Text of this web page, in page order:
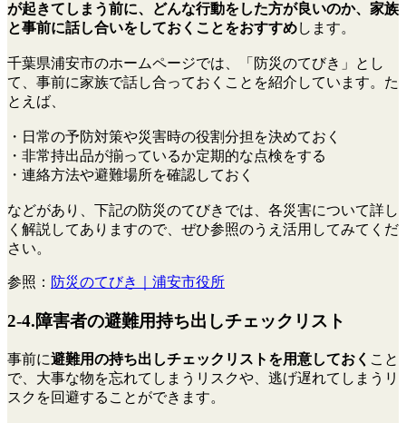
が起きてしまう前に、どんな行動をした方が良いのか、家族
と事前に話し合いをしておくことをおすすめします。
千葉県浦安市のホームページでは、「防災のてびき」とし
て、事前に家族で話し合っておくことを紹介しています。た
とえば、
・日常の予防対策や災害時の役割分担を決めておく
・非常持出品が揃っているか定期的な点検をする
・連絡方法や避難場所を確認しておく
などがあり、下記の防災のてびきでは、各災害について詳し
く解説してありますので、ぜひ参照のうえ活用してみてくだ
さい。
参照： 防災のてびき｜浦安市役所
2-4.障害者の避難用持ち出しチェックリスト
事前に避難用の持ち出しチェックリストを用意しておく こと
で、大事な物を忘れてしまうリスクや、逃げ遅れてしまうリ
スクを回避することができます。